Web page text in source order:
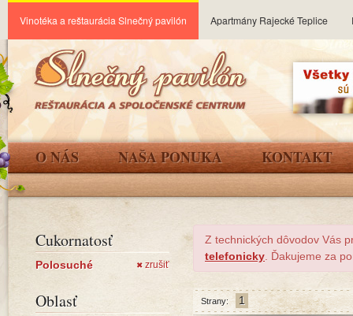
Vinotéka a reštaurácia Slnečný pavilón Apartmány Rajecké Teplice
O NÁS NAŠA PONUKA KONTAKT
Cukornatosť
Polosuché ✖ zrušiť
Oblasť
Z technických dôvodov Vás
telefonicky . Ďakujeme za
Strany: 1